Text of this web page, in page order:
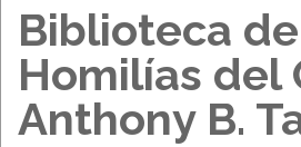
Biblioteca de
Homilías del
Anthony B.